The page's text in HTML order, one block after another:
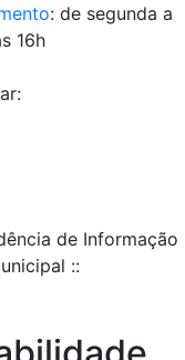
: de segunda a
16h
de Informação
::